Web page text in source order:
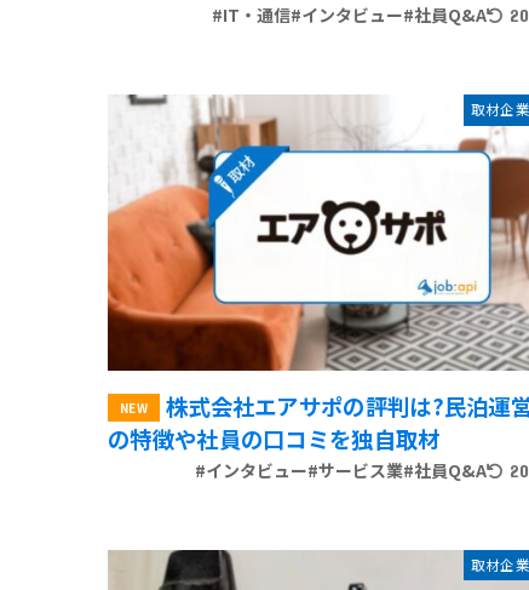
#IT・通信#インタビュー#社員Q&A
取材企
株式会社エアサポの評判は?民泊運
の特徴や社員の口コミを独自取材
#インタビュー#サービス業#社員Q&A
取材企